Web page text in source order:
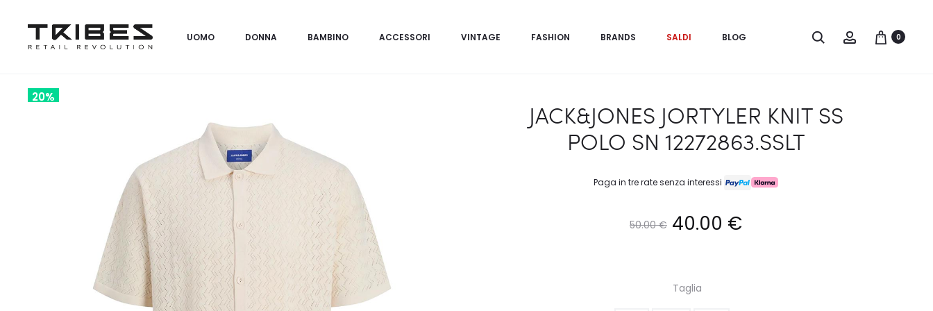
UOMO DONNA BAMBINO ACCESSORI VINTAGE FASHION BRANDS SALDI BLOG Search Account0
20%
JACK&JONES JORTYLER KNIT SS
POLO SN 12272863.SSLT
Paga in tre rate senza interessi
50.00€ Il
originale
40.00 €
Taglia